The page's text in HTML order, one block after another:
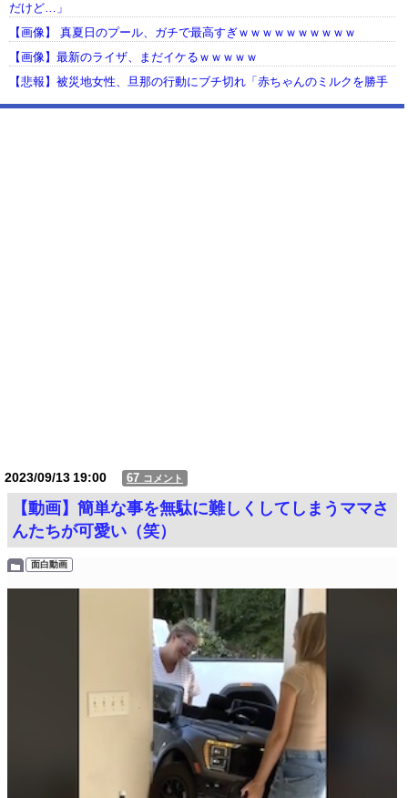
だけど…」
【画像】 真夏日のプール、ガチで最高すぎｗｗｗｗｗｗｗｗｗｗ
【画像】最新のライザ、まだイケるｗｗｗｗｗ
【悲報】被災地女性、旦那の行動にブチ切れ「赤ちゃんのミルクを勝手
2023/09/1319:00 67 コメント
【動画】簡単な事を無駄に難しくしてしまうママさ
んたちが可愛い（笑）
面白動画